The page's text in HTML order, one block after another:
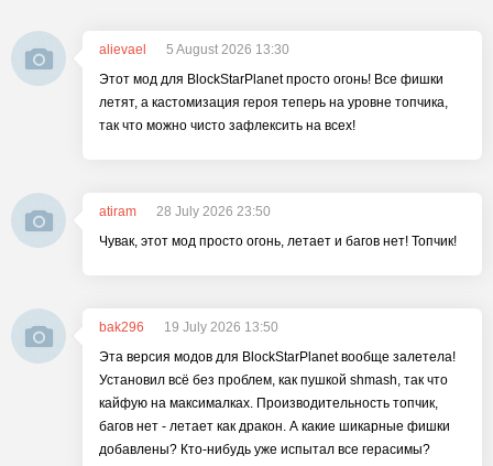
alievael
5 August 2026 13:30
Этот мод для BlockStarPlanet просто огонь! Все фишки
летят, а кастомизация героя теперь на уровне топчика,
так что можно чисто зафлексить на всех!
atiram
28 July 2026 23:50
Чувак, этот мод просто огонь, летает и багов нет! Топчик!
bak296
19 July 2026 13:50
Эта версия модов для BlockStarPlanet вообще залетела!
Установил всё без проблем, как пушкой shmash, так что
кайфую на максималках. Производительность топчик,
багов нет - летает как дракон. А какие шикарные фишки
добавлены? Кто-нибудь уже испытал все герасимы?